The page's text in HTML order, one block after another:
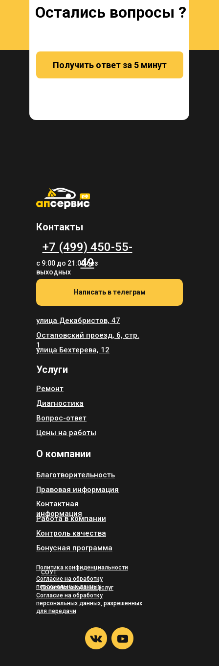
Получить ответ за 5 минут
Остались вопросы ?
+7 (499) 450-55-
49
с 9:00 до 21:00 без
выходных
Политика конфиденциальности
СОУТ
Согласие на обработку
персональных данных
Политика оказания услуг
Согласие на обработку
персональных данных, разрешенных
для передачи
Контакты
улица Декабристов, 47
Остаповский проезд, 6, стр.
1
О компании
Благотворительность
Правовая информация
Контактная
информация
Работа в компании
Контроль качества
Услуги
Диагностика
Ремонт
Вопрос-ответ
Цены на работы
Бонусная программа
улица Бехтерева, 12
Написать в телеграм